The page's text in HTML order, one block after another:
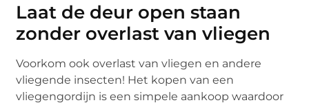
Laat de deur open staan
zonder overlast van vliegen
Voorkom ook overlast van vliegen en andere
vliegende insecten! Het kopen van een
vliegengordijn is een simpele aankoop waardoor